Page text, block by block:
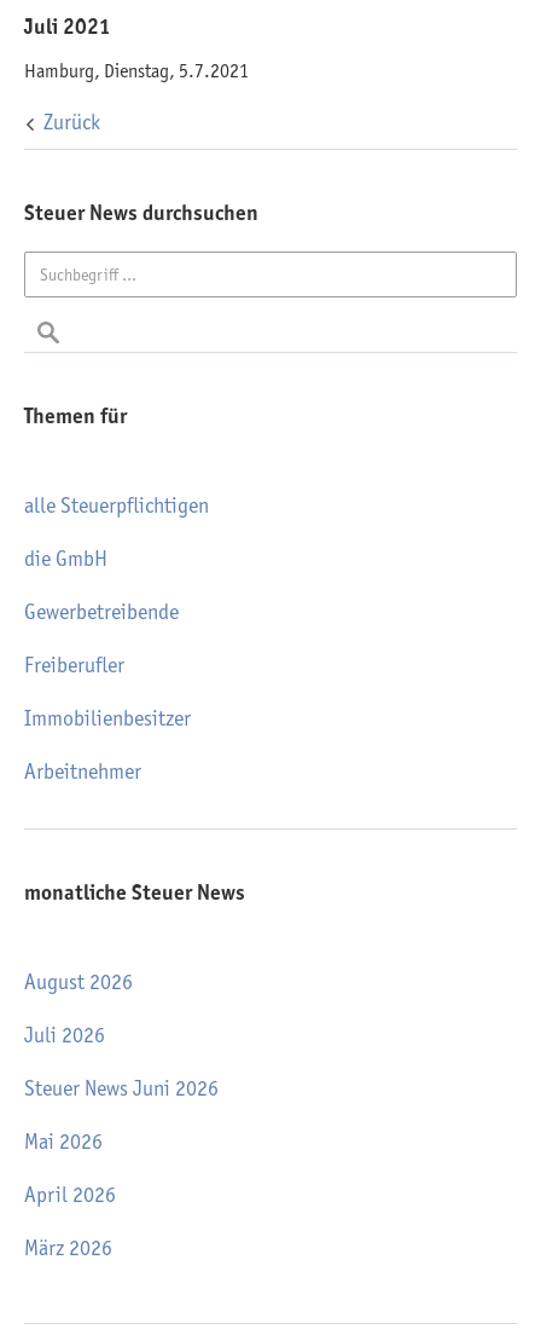
Juli 2021
Hamburg, Dienstag, 5.7.2021
Zurück
Steuer News durchsuchen
Themen für
alle Steuerpflichtigen
die GmbH
Gewerbetreibende
Freiberufler
Immobilienbesitzer
Arbeitnehmer
monatliche Steuer News
August 2026
Juli 2026
Steuer News Juni 2026
Mai 2026
April 2026
März 2026